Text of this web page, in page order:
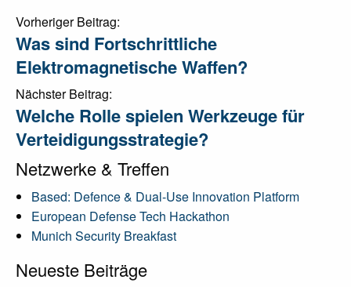
Post
navigation
Vorheriger Beitrag:
Was sind Fortschrittliche
Elektromagnetische Waffen?
Nächster Beitrag:
Welche Rolle spielen Werkzeuge für
Verteidigungsstrategie?
Netzwerke & Treffen
Based: Defence & Dual-Use Innovation Platform
European Defense Tech Hackathon
Munich Security Breakfast
Neueste Beiträge